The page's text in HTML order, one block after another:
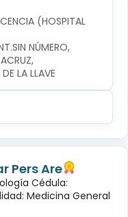
(HOSPITAL
NÚMERO,
LA LLAVE
Pers Are
Cédula:
Medicina General